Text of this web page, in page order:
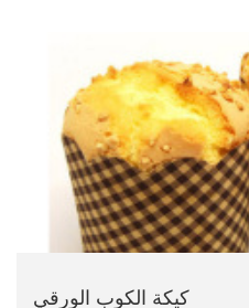
كيكة الكوب الورقي